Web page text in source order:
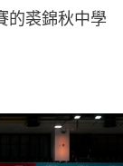
的裘錦秋中學